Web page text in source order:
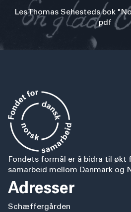
Les Thomas Sehesteds bok
pdf
Fondets formål er å bidra til økt
samarbeid mellom Danmark og
Adresser
Schæffergården